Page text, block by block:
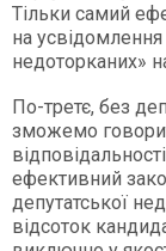
Тільки самий
на
недоторканих»
По-третє, без
зможемо
ефективний
депутатської
відсоток